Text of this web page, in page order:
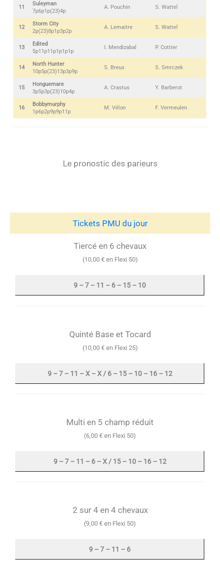
11
Suleyman
7p6p1p(23)4p
A. Pouchin S. Wattel
12
Storm City
2p(23)8p1p3p2p
A. Lemaitre S. Wattel
13
Edited
5p11p11p1p1p1p
I. Mendizabal P. Cottier
14
North Hunter
10p5p(23)13p3p9p
S. Breux S. Smrczek
15
Honguemare
3p5p3p(23)10p4p
A. Crastus Y. Barberot
16
Bobbymurphy
1p6p2p9p9p11p
M. Vélon F. Vermeulen
Le pronostic des parieurs
Tickets PMU du jour
Tiercé en 6 chevaux
(10,00 € en Flexi 50)
9 – 7 – 11 – 6 – 15 – 10
Quinté Base et Tocard
(10,00 € en Flexi 25)
9 – 7 – 11 – X – X / 6 – 15 – 10 – 16 – 12
Multi en 5 champ réduit
(6,00 € en Flexi 50)
9 – 7 – 11 – 6 – X / 15 – 10 – 16 – 12
2 sur 4 en 4 chevaux
(9,00 € en Flexi 50)
9 – 7 – 11 – 6